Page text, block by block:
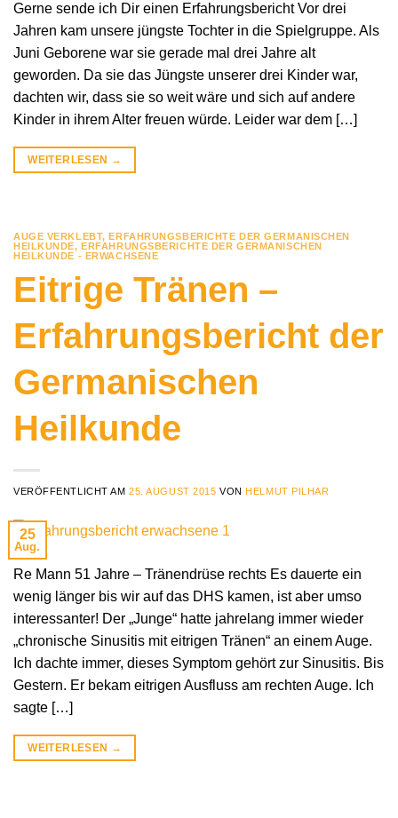
Gerne sende ich Dir einen Erfahrungsbericht Vor drei
Jahren kam unsere jüngste Tochter in die Spielgruppe. Als
Juni Geborene war sie gerade mal drei Jahre alt
geworden. Da sie das Jüngste unserer drei Kinder war,
dachten wir, dass sie so weit wäre und sich auf andere
Kinder in ihrem Alter freuen würde. Leider war dem […]
WEITERLESEN →
AUGE VERKLEBT, ERFAHRUNGSBERICHTE DER GERMANISCHEN
HEILKUNDE, ERFAHRUNGSBERICHTE DER GERMANISCHEN
HEILKUNDE - ERWACHSENE
Eitrige Tränen –
Erfahrungsbericht der
Germanischen
Heilkunde
VERÖFFENTLICHT AM25. AUGUST 2015 VON HELMUT PILHAR
25
Aug.
Re Mann 51 Jahre – Tränendrüse rechts Es dauerte ein
wenig länger bis wir auf das DHS kamen, ist aber umso
interessanter! Der „Junge“ hatte jahrelang immer wieder
„chronische Sinusitis mit eitrigen Tränen“ an einem Auge.
Ich dachte immer, dieses Symptom gehört zur Sinusitis. Bis
Gestern. Er bekam eitrigen Ausfluss am rechten Auge. Ich
sagte […]
WEITERLESEN →